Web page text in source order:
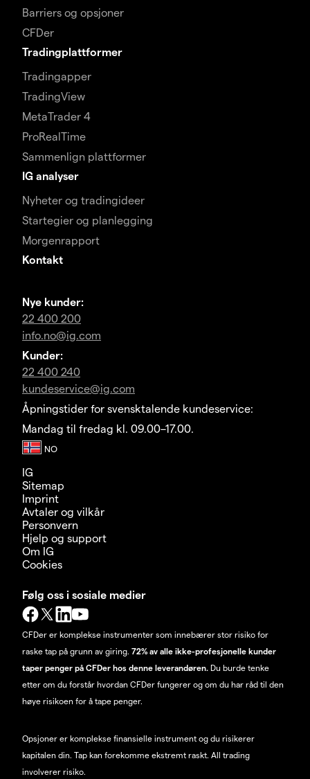
Barriers og opsjoner
CFDer
Tradingplattformer
Tradingapper
TradingView
MetaTrader 4
ProRealTime
Sammenlign plattformer
IG analyser
Nyheter og tradingideer
Startegier og planlegging
Morgenrapport
Kontakt
Nye kunder:
22 400 200
info.no@ig.com
Kunder:
22 400 240
kundeservice@ig.com
Åpningstider for svensktalende kundeservice:
Mandag til fredag kl. 09.00–17.00.
IG
Sitemap
Imprint
Avtaler og vilkår
Personvern
Hjelp og support
Om IG
Cookies
Følg oss i sosiale medier
CFDer er komplekse instrumenter som innebærer stor risiko for
raske tap på grunn av giring. 72% av alle ikke-profesjonelle kunder
taper penger på CFDer hos denne leverandøren. Du burde tenke
etter om du forstår hvordan CFDer fungerer og om du har råd til den
høye risikoen for å tape penger.
Opsjoner er komplekse finansielle instrument og du risikerer
kapitalen din. Tap kan forekomme ekstremt raskt. All trading
involverer risiko.